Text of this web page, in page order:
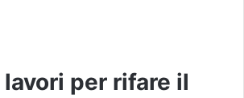
per rifare il